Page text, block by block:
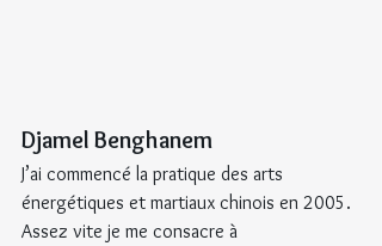
Djamel Benghanem
J’ai commencé la pratique des arts
énergétiques et martiaux chinois en 2005.
Assez vite je me consacre à